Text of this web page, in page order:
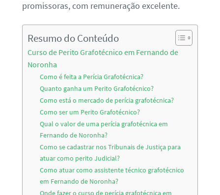
promissoras, com remuneração excelente.
Resumo do Conteúdo
Curso de Perito Grafotécnico em Fernando de
Noronha
Como é feita a Perícia Grafotécnica?
Quanto ganha um Perito Grafotécnico?
Como está o mercado de perícia grafotécnica?
Como ser um Perito Grafotécnico?
Qual o valor de uma perícia grafotécnica em
Fernando de Noronha?
Como se cadastrar nos Tribunais de Justiça para
atuar como perito Judicial?
Como atuar como assistente técnico grafotécnico
em Fernando de Noronha?